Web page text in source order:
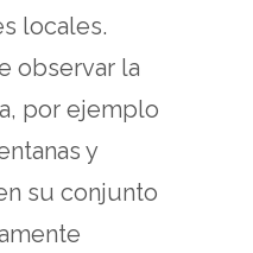
locales.
observar la
por ejemplo
y
su conjunto